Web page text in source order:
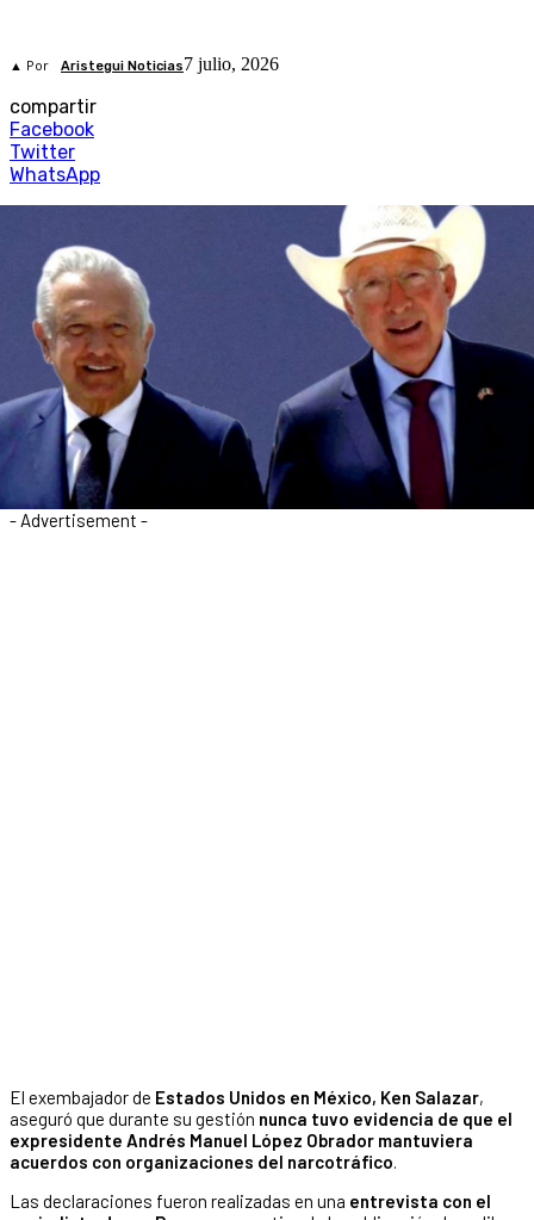
▲ Por Aristegui Noticias7 julio, 2026
compartir
Facebook
Twitter
WhatsApp
- Advertisement -
El exembajador de Estados Unidos en México, Ken Salazar,
aseguró que durante su gestión nunca tuvo evidencia de que el
expresidente Andrés Manuel López Obrador mantuviera
acuerdos con organizaciones del narcotráfico.
Las declaraciones fueron realizadas en una entrevista con el